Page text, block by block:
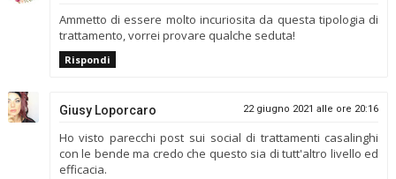
Ammetto di essere molto incuriosita da questa tipologia di
trattamento, vorrei provare qualche seduta!
Rispondi
Giusy Loporcaro 22 giugno 2021 alle ore 20:16
Ho visto parecchi post sui social di trattamenti casalinghi
con le bende ma credo che questo sia di tutt'altro livello ed
efficacia.